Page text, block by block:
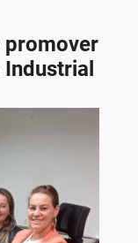
promover